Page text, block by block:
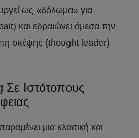
ως «δόλωμα» για
και εδραιώνει άμεσα την
σκέψης (thought leader)
Ιστότοπους
μια κλασική και